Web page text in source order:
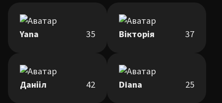
Yana 35 Вікторія 37
Данііл 42 Diana 25